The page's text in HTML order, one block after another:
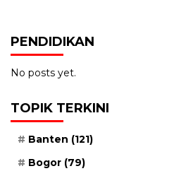
PENDIDIKAN
No posts yet.
TOPIK TERKINI
Banten (121)
Bogor (79)